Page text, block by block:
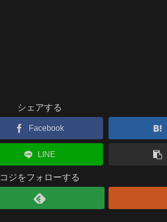
シェアする
Facebook
LINE
コジをフォローする